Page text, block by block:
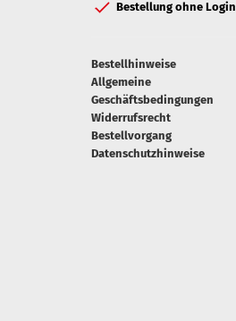
Bestellung ohne Login
Bestellhinweise
Allgemeine
Geschäftsbedingungen
Widerrufsrecht
Bestellvorgang
Datenschutzhinweise